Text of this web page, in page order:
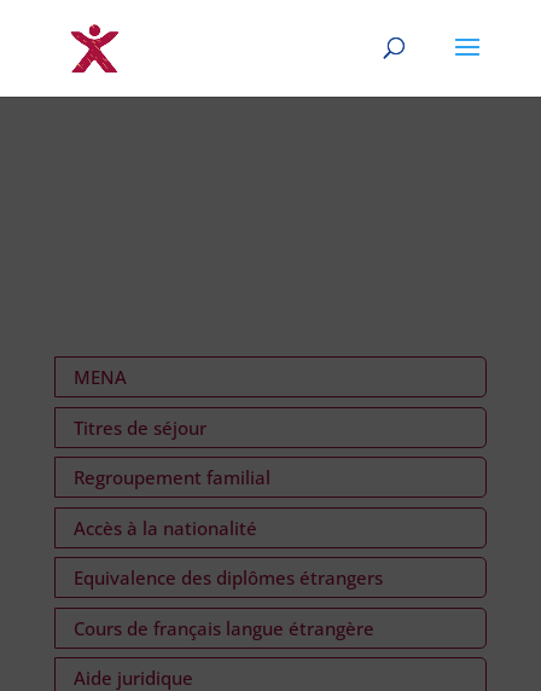
MENA
Titres de séjour
Regroupement familial
Accès à la nationalité
Equivalence des diplômes étrangers
Cours de français langue étrangère
Aide juridique